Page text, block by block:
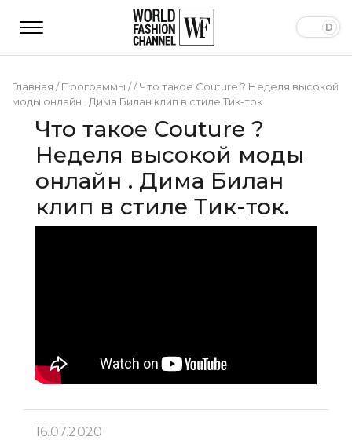
Главная /Программы //Что такое Couture ? Неделя высокой
моды онлайн . Дима Билан клип в стиле Тик-ток.
Что такое Couture ?
Неделя высокой моды
онлайн . Дима Билан
клип в стиле Тик-ток.
16.07.2020